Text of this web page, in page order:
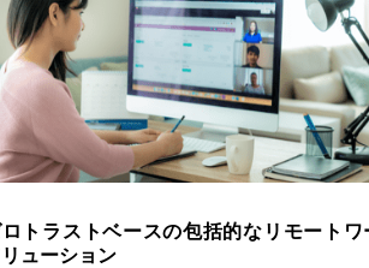
トラストベースの包括的なリモートワ
ューション